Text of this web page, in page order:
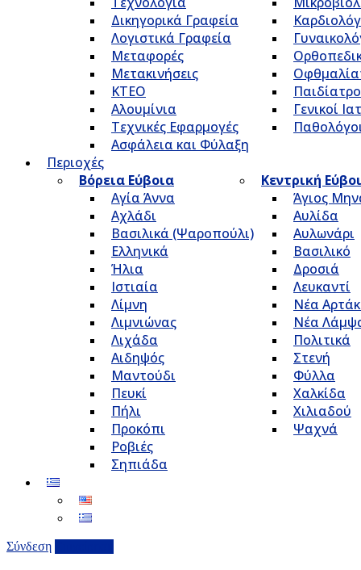
Δικηγορικά Γραφεία
Λογιστικά Γραφεία
Μεταφορές
Μετακινήσεις
ΚΤΕΟ
Αλουμίνια
Τεχνικές Εφαρμογές
Ασφάλεια και Φύλαξη
Γενικοί
Περιοχές
Βόρεια Εύβοια
Αγία Άννα
Αχλάδι
Βασιλικά (Ψαροπούλι)
Ελληνικά
Ήλια
Ιστιαία
Λίμνη
Λιμνιώνας
Λιχάδα
Αιδηψός
Μαντούδι
Πευκί
Πήλι
Προκόπι
Ροβιές
Σηπιάδα
Κεντρική
Άγιος
Αυλίδα
Αυλωνάρι
Βασιλικό
Δροσιά
Λευκαντί
Νέα
Νέα
Πολιτικά
Στενή
Φύλλα
Χαλκίδα
Χιλιαδού
Ψαχνά
Σύνδεση